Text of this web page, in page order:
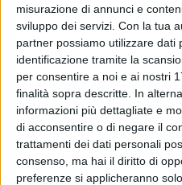
misurazione di annunci e
sviluppo dei servizi. Con la tua
partner possiamo utilizzare dati
identificazione tramite la
per consentire a noi e ai nostri
finalità sopra descritte. In
informazioni più dettagliate e
di acconsentire o di negare il
trattamenti dei dati personali
consenso, ma hai il diritto di
preferenze si applicheranno
fondata nel 1897 a Firenze e
Internationale d'Etudes
materana è stata fondata nel
Bruno.
La serata è stata introdotta
Lino Locantore che ha
accompagnato da
clochard che legge un libro.